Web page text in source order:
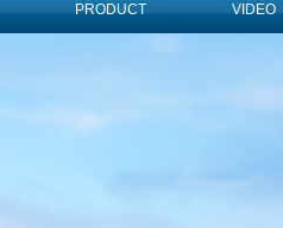
PRODUCT VIDEO